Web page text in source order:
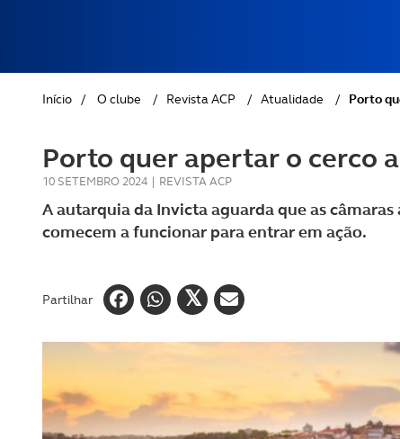
GOLFE
AUTOCARAVANISMO
Início / O clube / Revista ACP / Atualidade / Porto
Porto quer apertar o cerco
10 SETEMBRO 2024 | REVISTA ACP
A autarquia da Invicta aguarda que as
comecem a funcionar para entrar em ação.
Partilhar